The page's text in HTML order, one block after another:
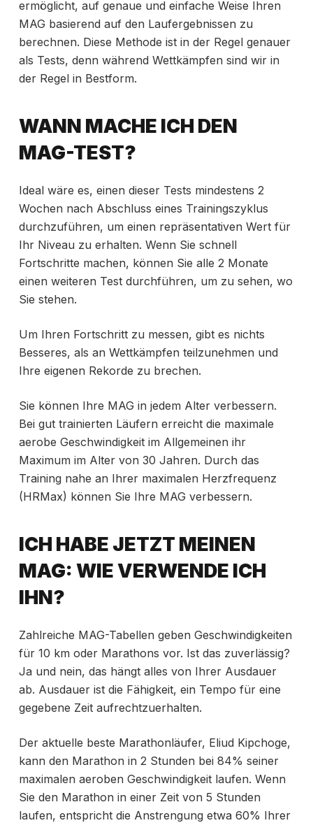
ermöglicht, auf genaue und einfache Weise Ihren
MAG basierend auf den Laufergebnissen zu
berechnen. Diese Methode ist in der Regel genauer
als Tests, denn während Wettkämpfen sind wir in
der Regel in Bestform.
WANN MACHE ICH DEN
MAG-TEST?
Ideal wäre es, einen dieser Tests mindestens 2
Wochen nach Abschluss eines Trainingszyklus
durchzuführen, um einen repräsentativen Wert für
Ihr Niveau zu erhalten. Wenn Sie schnell
Fortschritte machen, können Sie alle 2 Monate
einen weiteren Test durchführen, um zu sehen, wo
Sie stehen.
Um Ihren Fortschritt zu messen, gibt es nichts
Besseres, als an Wettkämpfen teilzunehmen und
Ihre eigenen Rekorde zu brechen.
Sie können Ihre MAG in jedem Alter verbessern.
Bei gut trainierten Läufern erreicht die maximale
aerobe Geschwindigkeit im Allgemeinen ihr
Maximum im Alter von 30 Jahren. Durch das
Training nahe an Ihrer maximalen Herzfrequenz
(HRMax) können Sie Ihre MAG verbessern.
ICH HABE JETZT MEINEN
MAG: WIE VERWENDE ICH
IHN?
Zahlreiche MAG-Tabellen geben Geschwindigkeiten
für 10 km oder Marathons vor. Ist das zuverlässig?
Ja und nein, das hängt alles von Ihrer Ausdauer
ab. Ausdauer ist die Fähigkeit, ein Tempo für eine
gegebene Zeit aufrechtzuerhalten.
Der aktuelle beste Marathonläufer, Eliud Kipchoge,
kann den Marathon in 2 Stunden bei 84% seiner
maximalen aeroben Geschwindigkeit laufen. Wenn
Sie den Marathon in einer Zeit von 5 Stunden
laufen, entspricht die Anstrengung etwa 60% Ihrer